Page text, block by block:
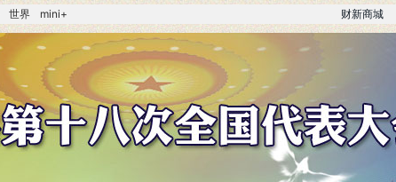
财新商城
世界 mini+